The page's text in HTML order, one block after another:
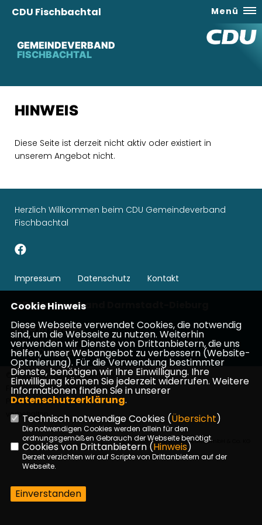
GEMEINDEVERBAND
FISCHBACHTAL
CDU Fischbachtal Menü
HINWEIS
Diese Seite ist derzeit nicht aktiv oder existiert in
unserem Angebot nicht.
Herzlich Willkommen beim CDU Gemeindeverband
Fischbachtal
Impressum Datenschutz Kontakt
CDU Kreisverband Darmstadt-Dieburg
CDU in Hessen
CDU Deutschlands
©2026 CDU-Gemeindeverband
Fischbachtal c/o Frau Gabriele
Pauker-Buß | Alle Rechte
vorbehalten.
Realisation: Sharkness Media GmbH & Co. KG
Cookie Hinweis
Diese Webseite verwendet Cookies, die notwendig
sind, um die Webseite zu nutzen. Weiterhin
verwenden wir Dienste von Drittanbietern, die uns
helfen, unser Webangebot zu verbessern (Website-
Optmierung). Für die Verwendung bestimmter
Dienste, benötigen wir Ihre Einwilligung. Ihre
Einwilligung können Sie jederzeit widerrufen. Weitere
Informationen finden Sie in unserer
Datenschutzerklärung.
Technisch notwendige Cookies (Übersicht)
Die notwendigen Cookies werden allein für den
ordnungsgemäßen Gebrauch der Webseite benötigt.
Cookies von Drittanbietern (Hinweis)
Derzeit verzichten wir auf Scripte von Drittanbietern auf der
Webseite.
Einverstanden